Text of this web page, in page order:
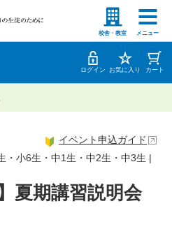
校舎・教室 メニュー
高等学校の先生
ログイン お気に入り カート
夏期講習説明会
小6生・中1生・中2生・中3生 |
イベント申込ガイド